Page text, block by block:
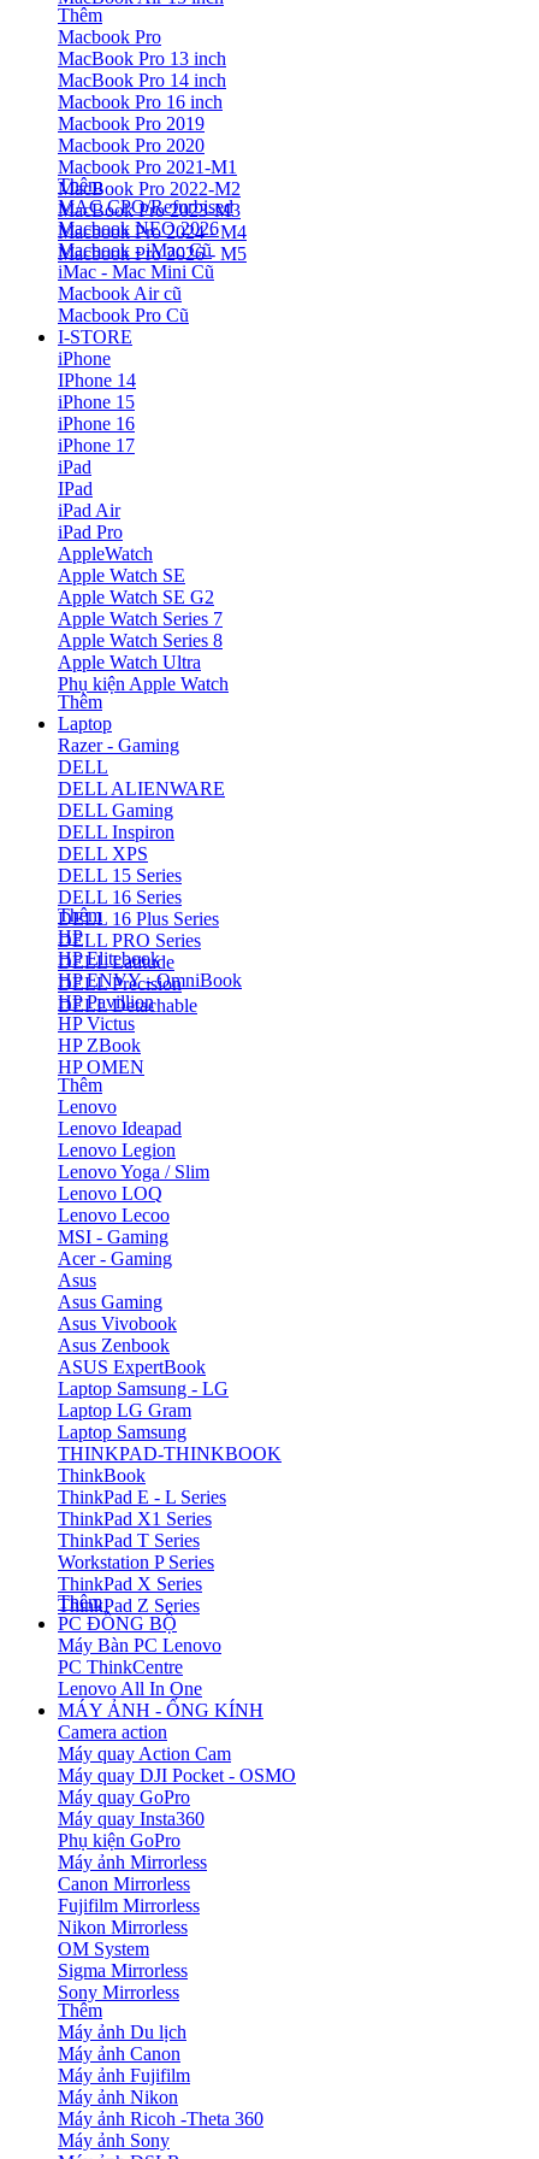
Thêm
Macbook Pro
MacBook Pro 13 inch
MacBook Pro 14 inch
Macbook Pro 16 inch
Macbook Pro 2019
Macbook Pro 2020
Macbook Pro 2021-M1
MacBook Pro 2022-M2
MacBook Pro 2023-M3
Macbook Pro 2024 - M4
Macbook Pro 2026 - M5
Thêm
MAC CPO/Refurbised
Macbook NEO 2026
Macbook - iMac Cũ
iMac - Mac Mini Cũ
Macbook Air cũ
Macbook Pro Cũ
I-STORE
iPhone
IPhone 14
iPhone 15
iPhone 16
iPhone 17
iPad
IPad
iPad Air
iPad Pro
AppleWatch
Apple Watch SE
Apple Watch SE G2
Apple Watch Series 7
Apple Watch Series 8
Apple Watch Ultra
Phụ kiện Apple Watch
Thêm
Laptop
Razer - Gaming
DELL
DELL ALIENWARE
DELL Gaming
DELL Inspiron
DELL XPS
DELL 15 Series
DELL 16 Series
DELL 16 Plus Series
DELL PRO Series
DELL Latitude
DELL Precision
DELL Detachable
Thêm
HP
HP Elitebook
HP ENVY - OmniBook
HP Pavillion
HP Victus
HP ZBook
HP OMEN
Thêm
Lenovo
Lenovo Ideapad
Lenovo Legion
Lenovo Yoga / Slim
Lenovo LOQ
Lenovo Lecoo
MSI - Gaming
Acer - Gaming
Asus
Asus Gaming
Asus Vivobook
Asus Zenbook
ASUS ExpertBook
Laptop Samsung - LG
Laptop LG Gram
Laptop Samsung
THINKPAD-THINKBOOK
ThinkBook
ThinkPad E - L Series
ThinkPad X1 Series
ThinkPad T Series
Workstation P Series
ThinkPad X Series
ThinkPad Z Series
Thêm
PC ĐỒNG BỘ
Máy Bàn PC Lenovo
PC ThinkCentre
Lenovo All In One
MÁY ẢNH - ỐNG KÍNH
Camera action
Máy quay Action Cam
Máy quay DJI Pocket - OSMO
Máy quay GoPro
Máy quay Insta360
Phụ kiện GoPro
Máy ảnh Mirrorless
Canon Mirrorless
Fujifilm Mirrorless
Nikon Mirrorless
OM System
Sigma Mirrorless
Sony Mirrorless
Thêm
Máy ảnh Du lịch
Máy ảnh Canon
Máy ảnh Fujifilm
Máy ảnh Nikon
Máy ảnh Ricoh -Theta 360
Máy ảnh Sony